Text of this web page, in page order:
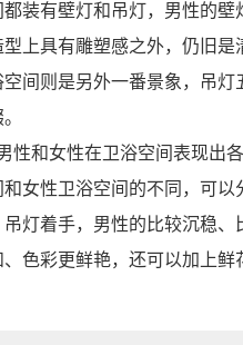
装有壁灯和吊灯，男性的壁
上具有雕塑感之外，仍旧是
间则是另外一番景象，吊灯
性和女性在卫浴空间表现出
女性卫浴空间的不同，可以
灯着手，男性的比较沉稳、
色彩更鲜艳，还可以加上鲜